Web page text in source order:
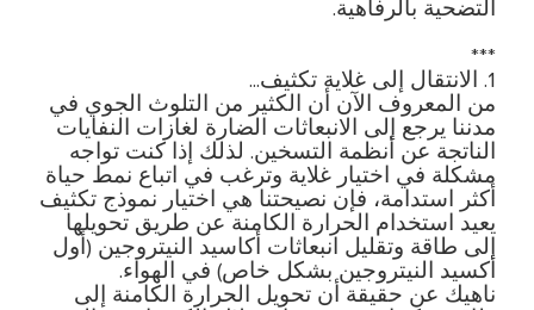
التضحية بالرفاهية.
***
1. الانتقال إلى غلاية تكثيف...
من المعروف الآن أن الكثير من التلوث الجوي في
مدننا يرجع إلى الانبعاثات الضارة لغازات النفايات
الناتجة عن أنظمة التسخين. لذلك إذا كنت تواجه
مشكلة في اختيار غلاية وترغب في اتباع نمط حياة
أكثر استدامة، فإن نصيحتنا هي اختيار نموذج تكثيف
يعيد استخدام الحرارة الكامنة عن طريق تحويلها
إلى طاقة وتقليل انبعاثات أكاسيد النيتروجين (أول
أكسيد النيتروجين بشكل خاص) في الهواء.
ناهيك عن حقيقة أن تحويل الحرارة الكامنة إلى